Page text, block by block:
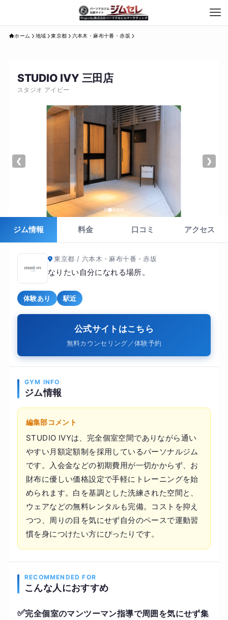
ホーム 地域 東京都 六本木・麻布十番・赤坂
STUDIO IVY 三田店
スタジオ アイビー
❮ ❯
ジム情報 料金 口コミ アクセス
東京都 / 六本木・麻布十番・赤坂
なりたい自分になれる場所。
体験あり 駅近
公式サイトはこちら
無料カウンセリング／体験予約
GYM INFO
ジム情報
編集部コメント
STUDIO IVYは、完全個室空間でありながら通い
やすい月額定額制を採用しているパーソナルジム
です。入会金などの初期費用が一切かからず、お
財布に優しい価格設定で手軽にトレーニングを始
められます。白を基調とした洗練された空間と、
ウェアなどの無料レンタルも完備。コストを抑え
つつ、周りの目を気にせず自分のペースで運動習
慣を身につけたい方にぴったりです。
RECOMMENDED FOR
こんな人におすすめ
✅完全個室のマンツーマン指導で周囲を気にせず集